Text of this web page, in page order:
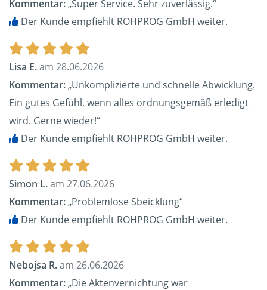
Kommentar:„Super Service. Sehr zuverlässig.“
Der Kunde empfiehlt ROHPROG GmbH weiter.
Lisa E.am 28.06.2026
Kommentar:„Unkomplizierte und schnelle Abwicklung.
Ein gutes Gefühl, wenn alles ordnungsgemäß erledigt
wird. Gerne wieder!“
Der Kunde empfiehlt ROHPROG GmbH weiter.
Simon L.am 27.06.2026
Kommentar:„Problemlose Sbeicklung“
Der Kunde empfiehlt ROHPROG GmbH weiter.
Nebojsa R.am 26.06.2026
Kommentar:„Die Aktenvernichtung war